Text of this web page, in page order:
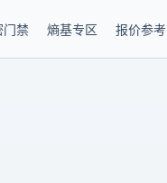
门禁 熵基专区 报价参考